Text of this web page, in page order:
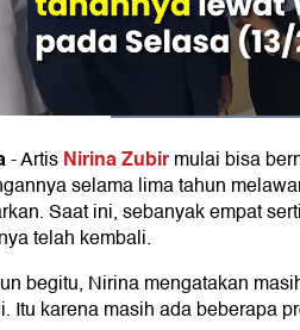
-ArtisNirina Zubirmulai bisa
selama lima tahun
Saat ini, sebanyak empat
telah kembali.
begitu, Nirina mengatakan
Itu karena masih ada beberapa